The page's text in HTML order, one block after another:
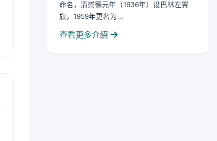
命名，清崇德元年（1636年）设巴林左翼
旗，1959年更名为...
查看更多介绍